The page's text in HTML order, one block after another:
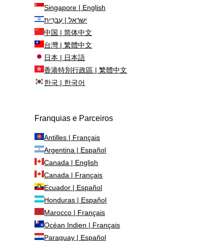
Singapore | English
ישראל | עִברִית
中国 | 简体中文
台灣 | 繁體中文
日本 | 日本語
香港特別行政區 | 繁體中文
한국 | 한국어
Franquias e Parceiros
Antilles | Français
Argentina | Español
Canada | English
Canada | Français
Ecuador | Español
Honduras | Español
Marocco | Français
Océan Indien | Français
Paraguay | Español